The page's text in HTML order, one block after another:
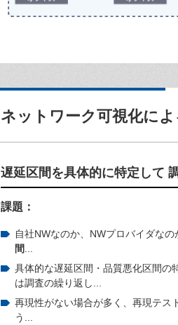
ネットワーク可視化に
遅延区間を具体的に特定して
課題：
自社NWなのか、NWプロバイダな
間
具体的な遅延区間・品質悪化区間の
は調査の繰り返し...
再現性がない場合が多く、再現テス
う...